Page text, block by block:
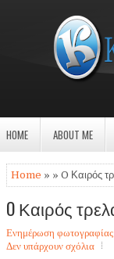
HOME ABOUT ME
Home » » O Καιρός
O Καιρός
Ενημέρωση
Δεν υπάρχουν σχόλια